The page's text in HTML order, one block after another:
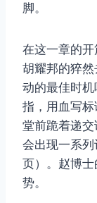
脚。
在这一章的
胡耀邦的猝
动的最佳时
指，用血写
堂前跪着递
会出现一系
页）。赵博
势。